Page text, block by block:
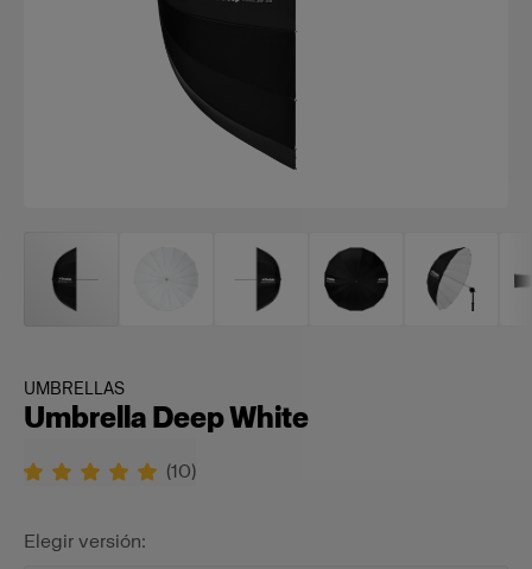
UMBRELLAS
Umbrella Deep White
(10)
Elegir versión: